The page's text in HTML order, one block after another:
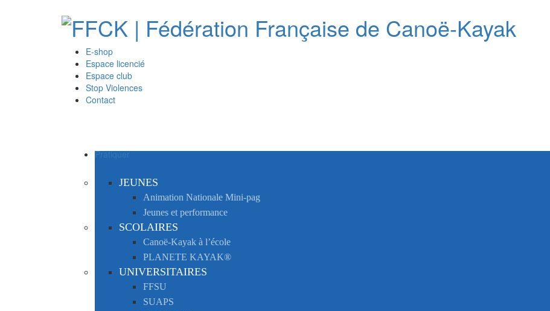
E-shop
Espace licencié
Espace club
Stop Violences
Contact
Pratiquer
JEUNES
Animation Nationale Mini-pag
Jeunes et performance
SCOLAIRES
Canoë-Kayak à l’école
PLANETE KAYAK®
UNIVERSITAIRES
FFSU
SUAPS